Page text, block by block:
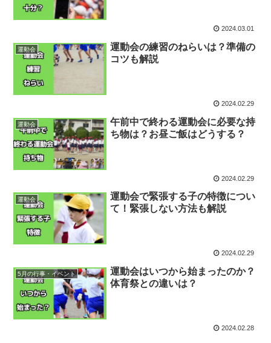
2024.03.01
運動会
運動会の練習のねらいは？準備の
コツも解説
2024.02.29
運動会
午前中で終わる運動会に必要な持
ち物は？お昼ご飯はどうする？
2024.02.29
運動会
運動会で緊張する子の特徴につい
て！緊張しない方法も解説
2024.02.29
5月の行事・イベント
運動会はいつから始まったのか？
体育祭との違いは？
2024.02.28